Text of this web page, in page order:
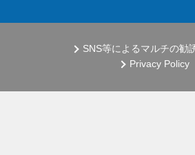
SNS等によるマルチの勧
Privacy Policy